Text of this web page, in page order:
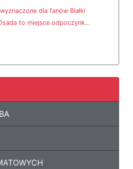
dla fanów Białki
to miejsce odpoczynk...